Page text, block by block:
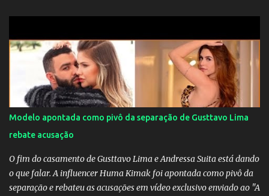
Marta marcou duas vezes, Debinha, Andressa Alves e Bia
Zaneratto foram autoras dos gols. Juliette, embaixadora
‎@Globoplay mandou um xero para as meninas e falou do seu
Modelo apontada como pivô da separação de Gusttavo Lima
rebate acusação
O fim do casamento de Gusttavo Lima e Andressa Suita está dando
o que falar. A influencer Huma Kimak foi apontada como pivô da
separação e rebateu as acusações em vídeo exclusivo enviado ao "A